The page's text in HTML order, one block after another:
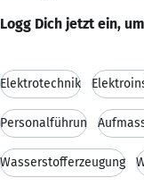
Logg Dich jetzt ein,
Elektrotechnik
Personalführun
Wasserstofferzeugung